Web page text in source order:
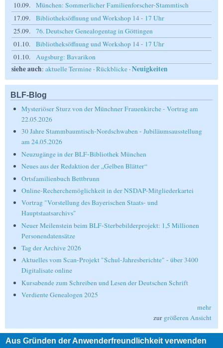
10.09.
München: Sommerlicher Familienforscher-Stammtisch
17.09.
Bibliotheksöffnung und Workshop 14 - 17 Uhr
25.09.
76. Deutscher Genealogentag in Göttingen
01.10.
Bibliotheksöffnung und Workshop 14 - 17 Uhr
01.10.
Augsburg: Bavarikon
siehe auch: aktuelle Termine ·Rückblicke ·Neuigkeiten
BLF-Blog
Mysteriöser Sturz von der Münchner Frauenkirche - Vortrag am
22.05.2026
30 Jahre Stammbaumtisch-Nordschwaben - Jubiläumsausstellung
am 24.05.2026
Neuzugänge in der BLF-Bibliothek München
Neues aus der Redaktion der „Gelben Blätter“
Ortsfamilienbuch Bettbrunn
Online-Recherchemöglichkeit in der NSDAP-Mitgliederkartei
Vortrag "Vorstellung des Bayerischen Staats- und
Hauptstaatsarchivs"
Neuer Meilenstein beim BLF-Sterbebilderprojekt: 1,5 Millionen
Personendatensätze
Tag der Archive 2026
Aktuelles vom Scan-Projekt "Schul-Jahresberichte" - über 3400
Digitalisate online
Kursabende zum Schreiben und Lesen der Deutschen Schrift
Verdiente Genealogen 2025
mehr
zur größeren Ansicht
Suche
Aus Gründen der Anwenderfreundlichkeit verwenden